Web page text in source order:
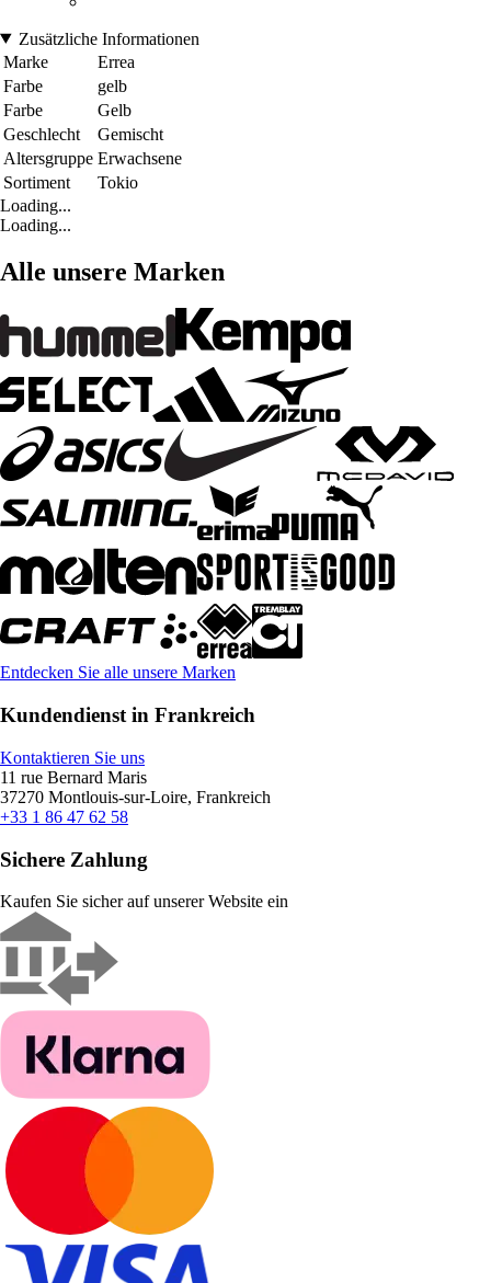
Zusätzliche Informationen
Marke
Errea
Farbe
gelb
Farbe
Gelb
Geschlecht
Gemischt
Altersgruppe Erwachsene
Sortiment
Tokio
Loading...
Loading...
Alle unsere Marken
Entdecken Sie alle unsere Marken
Kundendienst in Frankreich
Kontaktieren Sie uns
11 rue Bernard Maris
37270 Montlouis-sur-Loire, Frankreich
+33 1 86 47 62 58
Sichere Zahlung
Kaufen Sie sicher auf unserer Website ein